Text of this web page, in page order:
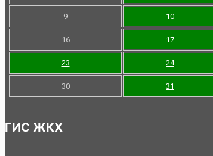
9 10
16 17
23 24
30 31
ГИС ЖКХ